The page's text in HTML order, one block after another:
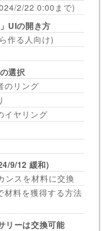
2/22 0:00まで)
UIの開き方
作る人向け)
選択
のリング
イヤリング
9/12 緩和)
ンスを材料に交換
材料を獲得する方法
リーは交換可能